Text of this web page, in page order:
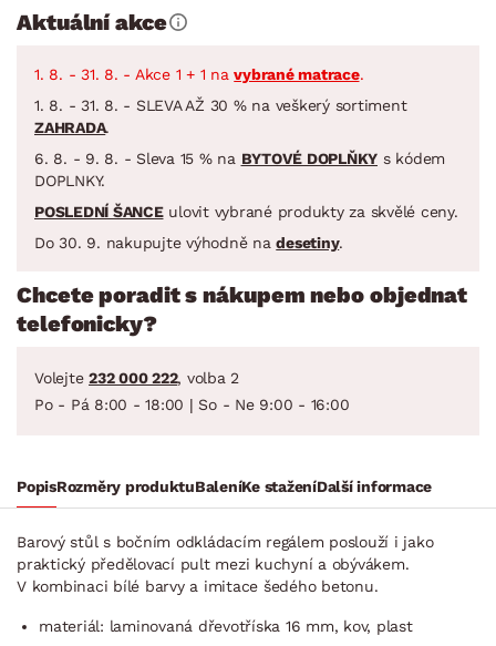
Aktuální akce
1. 8. - 31. 8. - Akce 1 + 1 navybrané matrace.
1. 8. - 31. 8. - SLEVA AŽ 30 % na veškerý sortiment
ZAHRADA.
6. 8. - 9. 8. - Sleva 15 % na BYTOVÉ DOPLŇKY s kódem
DOPLNKY.
POSLEDNÍ ŠANCEulovit vybrané produkty za skvělé ceny.
Do 30. 9. nakupujte výhodně nadesetiny.
Chcete poradit s nákupem nebo objednat
telefonicky?
Volejte 232 000 222, volba 2
Po - Pá 8:00 - 18:00 | So - Ne 9:00 - 16:00
PopisRozměry produktuBaleníKe staženíDalší informace
Barový stůl s bočním odkládacím regálem poslouží i jako
praktický předělovací pult mezi kuchyní a obývákem.
V kombinaci bílé barvy a imitace šedého betonu.
materiál: laminovaná dřevotříska 16 mm, kov, plast